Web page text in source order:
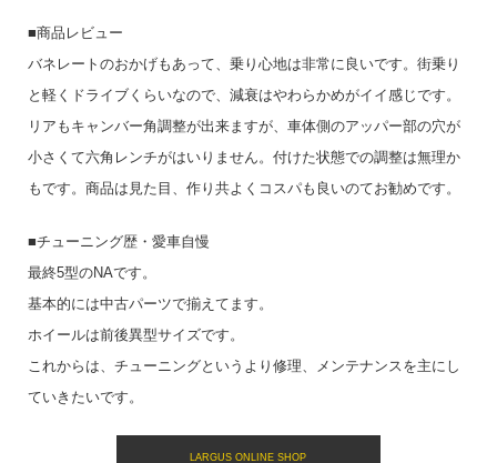
■商品レビュー
バネレートのおかげもあって、乗り心地は非常に良いです。街乗り
と軽くドライブくらいなので、減衰はやわらかめがイイ感じです。
リアもキャンバー角調整が出来ますが、車体側のアッパー部の穴が
小さくて六角レンチがはいりません。付けた状態での調整は無理か
もです。商品は見た目、作り共よくコスパも良いのてお勧めです。
■チューニング歴・愛車自慢
最終5型のNAです。
基本的には中古パーツで揃えてます。
ホイールは前後異型サイズです。
これからは、チューニングというより修理、メンテナンスを主にし
ていきたいです。
LARGUS ONLINE SHOP